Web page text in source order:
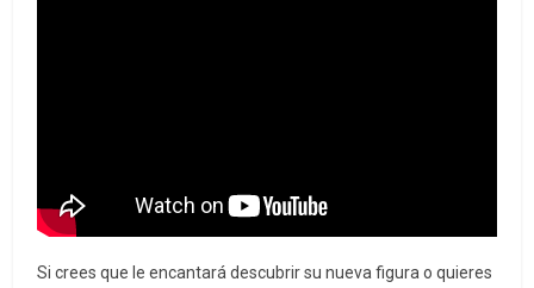
Si crees que le encantará descubrir su nueva figura o quieres